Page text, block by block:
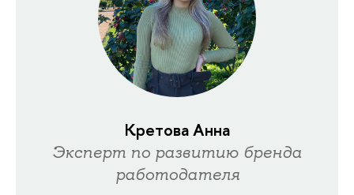
Кретова Анна
Эксперт по развитию бренда
работодателя